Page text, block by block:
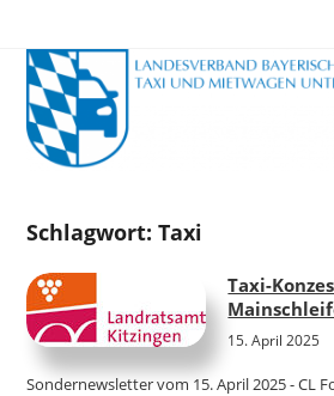
Inhalt
springen
Schlagwort:Taxi
Taxi-
15. April 2025
Sondernewsletter vom 15. April 2025 - CL